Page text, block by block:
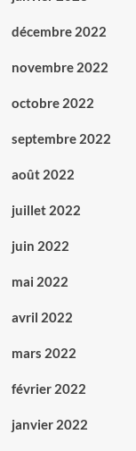
décembre 2022
novembre 2022
octobre 2022
septembre 2022
août 2022
juillet 2022
juin 2022
mai 2022
avril 2022
mars 2022
février 2022
janvier 2022